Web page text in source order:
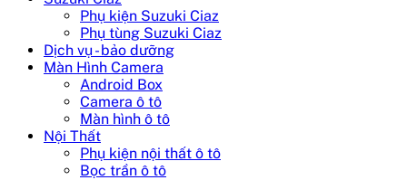
Phụ kiện Suzuki Ciaz
Phụ tùng Suzuki Ciaz
Dịch vụ - bảo dưỡng
Màn Hình Camera
Android Box
Camera ô tô
Màn hình ô tô
Nội Thất
Phụ kiện nội thất ô tô
Bọc trần ô tô